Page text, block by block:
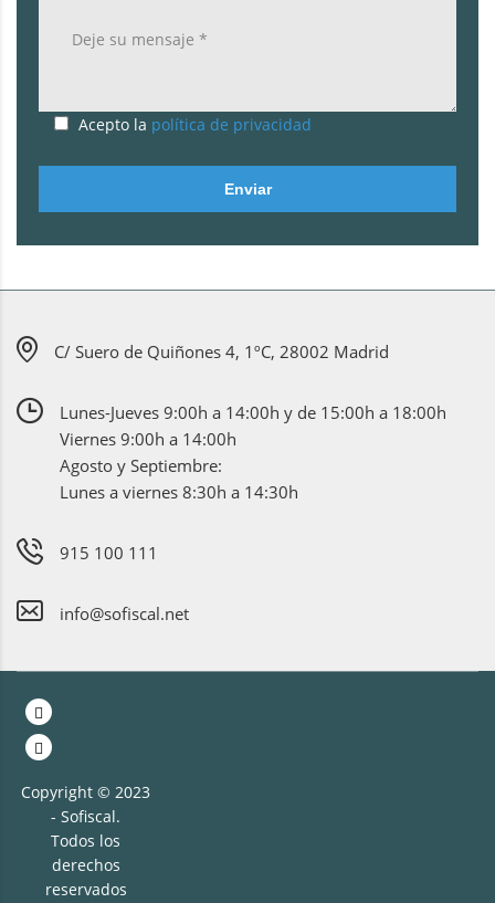
Acepto la política de privacidad
Enviar
C/ Suero de Quiñones 4, 1ºC, 28002 Madrid
Lunes-Jueves 9:00h a 14:00h y de 15:00h a 18:00h
Viernes 9:00h a 14:00h
Agosto y Septiembre:
Lunes a viernes 8:30h a 14:30h
915 100 111
info@sofiscal.net
Copyright © 2023
- Sofiscal.
Todos los
derechos
reservados